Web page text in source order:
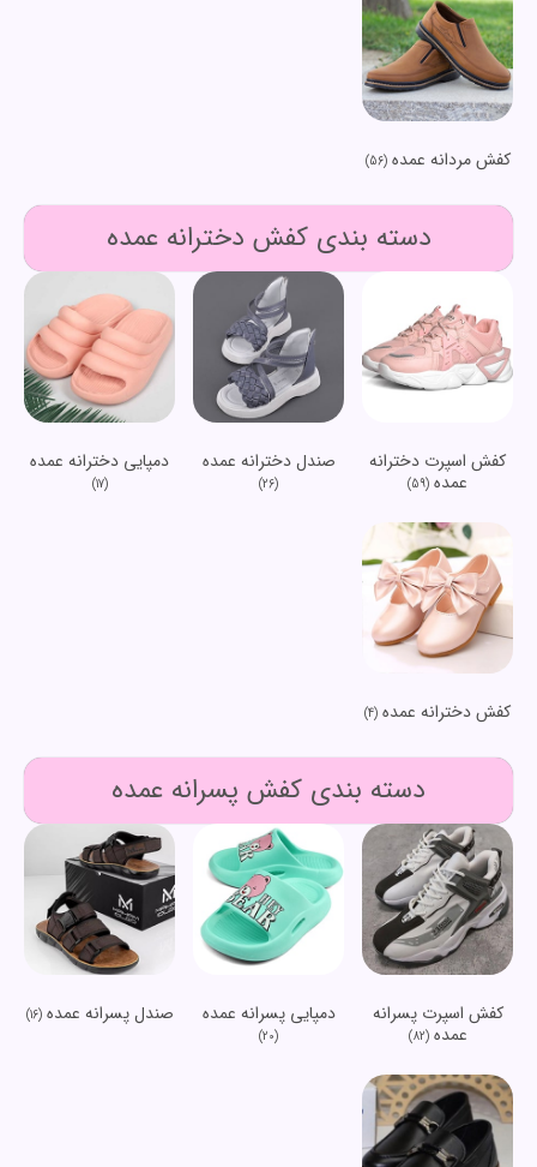
کفش مردانه عمده(56)
دسته بندی کفش دخترانه عمده
کفش اسپرت دخترانه
عمده (59)
صندل دخترانه عمده
(26)
دمپایی دخترانه عمده
(17)
کفش دخترانه عمده (4)
دسته بندی کفش پسرانه عمده
کفش اسپرت پسرانه
عمده(82)
دمپایی پسرانه عمده
(20)
صندل پسرانه عمده(16)